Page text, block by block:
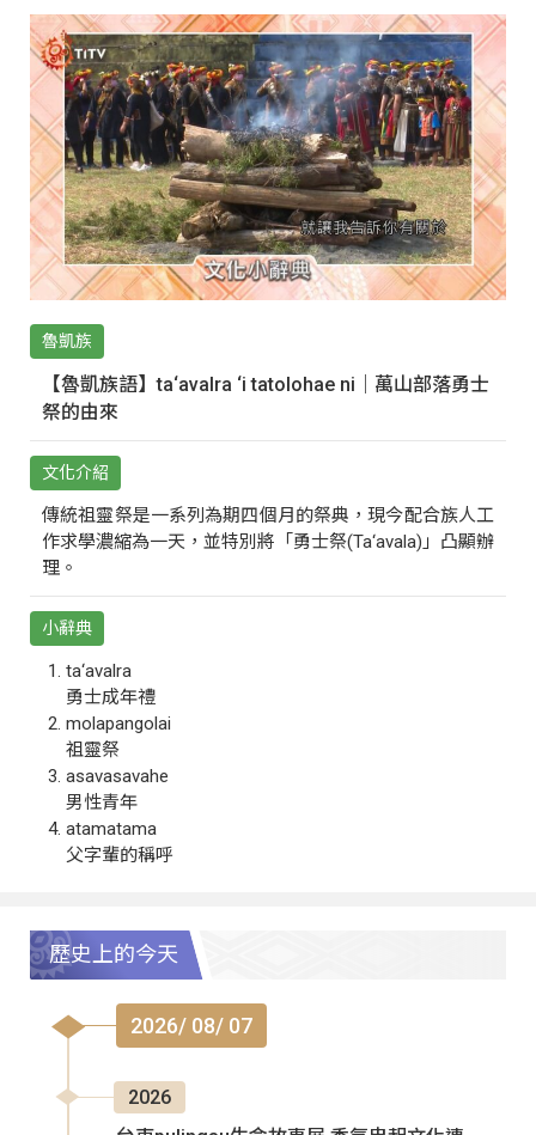
魯凱族
【魯凱族語】ta‘avalra ‘i tatolohae ni｜萬山部落勇士
祭的由來
文化介紹
傳統祖靈祭是一系列為期四個月的祭典，現今配合族人工
作求學濃縮為一天，並特別將「勇士祭(Ta‘avala)」凸顯辦
理。
小辭典
ta‘avalra
勇士成年禮
molapangolai
祖靈祭
asavasavahe
男性青年
atamatama
父字輩的稱呼
歷史上的今天
2026/ 08/ 07
2026